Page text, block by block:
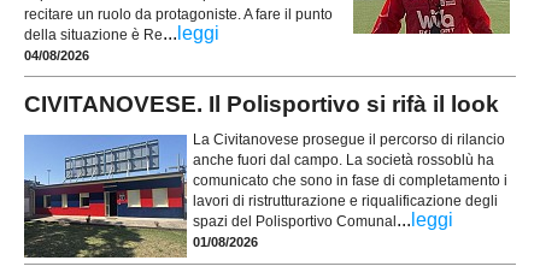
recitare un ruolo da protagoniste. A fare il punto
della situazione è Re... leggi
04/08/2026
CIVITANOVESE. Il Polisportivo si rifà il look
La Civitanovese prosegue il percorso di rilancio
anche fuori dal campo. La società rossoblù ha
comunicato che sono in fase di completamento i
lavori di ristrutturazione e riqualificazione degli
spazi del Polisportivo Comunal... leggi
01/08/2026